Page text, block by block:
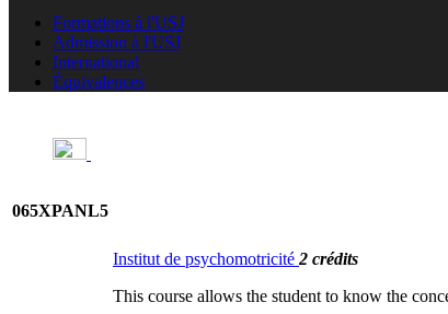
Formations à l'USJ
Admission à l'USJ
International
Équivalences
065XPANL5
Institut de psychomotricité 2 crédits
This course allows the student to know the